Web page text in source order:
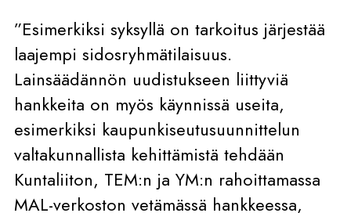
”Esimerkiksi syksyllä on tarkoitus järjestää
laajempi sidosryhmätilaisuus.
Lainsäädännön uudistukseen liittyviä
hankkeita on myös käynnissä useita,
esimerkiksi kaupunkiseutusuunnittelun
valtakunnallista kehittämistä tehdään
Kuntaliiton, TEM:n ja YM:n rahoittamassa
MAL-verkoston vetämässä hankkeessa,